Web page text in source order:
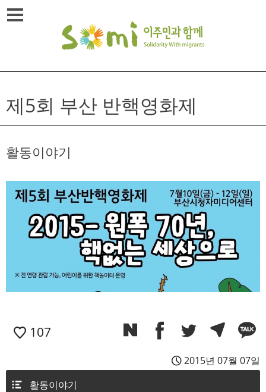
Skip
to
제5회 부산 반핵영화제
활동이야기
107
2015년 07월 07일
활동이야기